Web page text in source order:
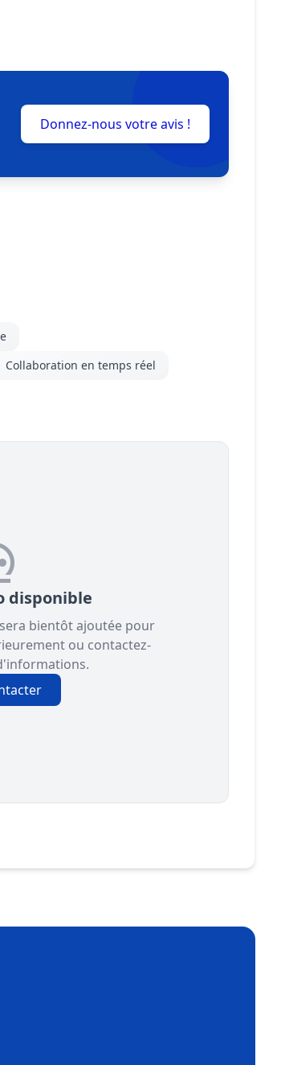
Donnez-nous votre avis !
Collaboration en temps réel
disponible
bientôt ajoutée pour
ou contactez-